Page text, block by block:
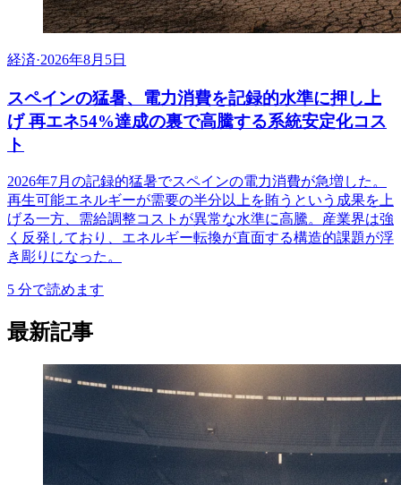
経済·2026年8月5日
スペインの猛暑、電力消費を記録的水準に押し上
げ 再エネ54%達成の裏で高騰する系統安定化コス
ト
2026年7月の記録的猛暑でスペインの電力消費が急増した。
再生可能エネルギーが需要の半分以上を賄うという成果を上
げる一方、需給調整コストが異常な水準に高騰。産業界は強
く反発しており、エネルギー転換が直面する構造的課題が浮
き彫りになった。
5 分で読めます
最新記事